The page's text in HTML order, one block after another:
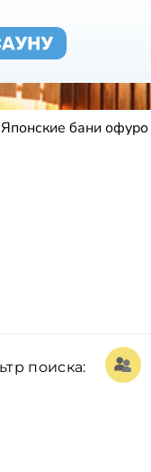
Японские бани офуро
поиска: